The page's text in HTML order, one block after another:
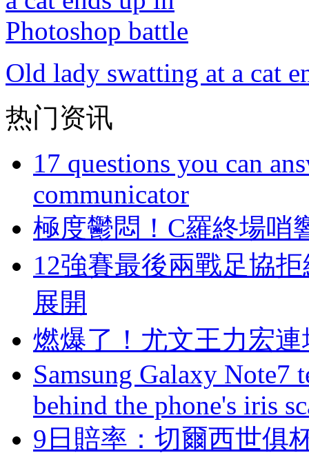
Old lady swatting at a cat
热门资讯
17 questions you can
communicator
極度鬱悶！C羅終場
12強賽最後兩戰足協
展開
燃爆了！尤文王力
Samsung Galaxy Note7
behind the phone's iris
9日賠率：切爾西世